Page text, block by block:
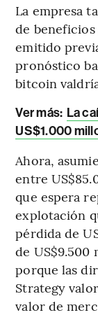
La empresa
de
emitido
pronóstico
bitcoin
Ver más: La
US$1.000
Ahora,
entre
que espera
explotación
pérdida de
de US$9.500
porque las
Strategy
valor de